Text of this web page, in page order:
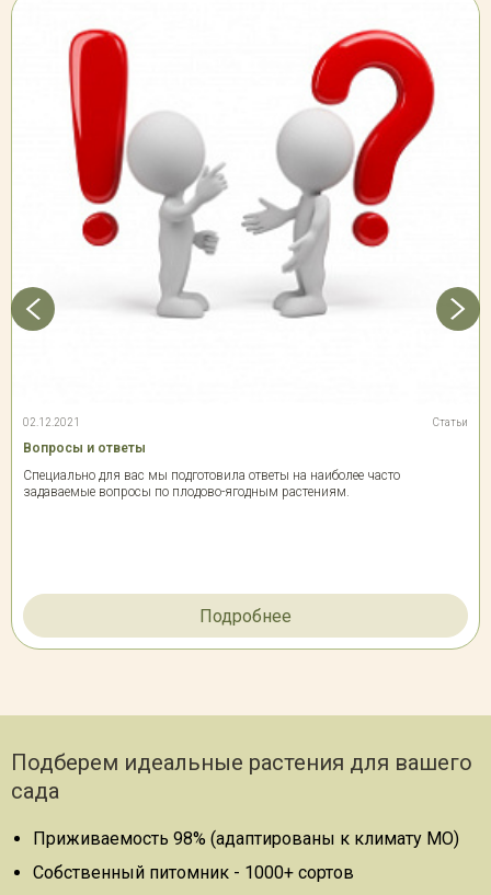
02.12.2021 Статьи
Вопросы и ответы
Специально для вас мы подготовила ответы на наиболее часто
задаваемые вопросы по плодово-ягодным растениям.
Подробнее
Подберем идеальные растения для вашего
сада
Приживаемость 98% (адаптированы к климату МО)
Собственный питомник - 1000+ сортов